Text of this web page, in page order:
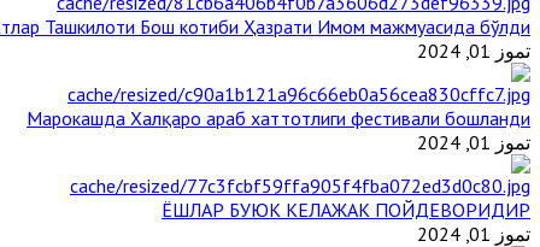
Ташкилоти Бош котиби Ҳазрати Имом мажмуасида бўлди
تموز 01, 2024
Марокашда Халқаро араб хаттотлиги фестивали бошланди
تموز 01, 2024
ЁШЛАР БУЮК КЕЛАЖАК ПОЙДЕВОРИДИР
تموز 01, 2024